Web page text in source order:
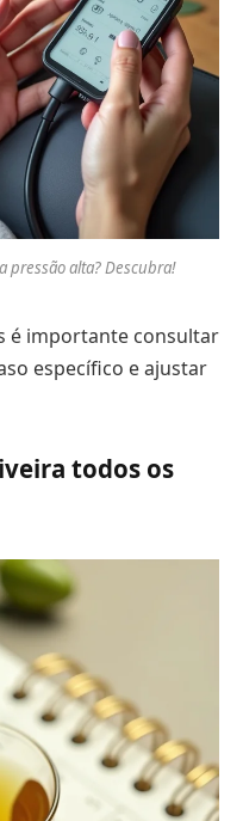
pressão alta? Descubra!
é importante consultar
específico e ajustar
todos os